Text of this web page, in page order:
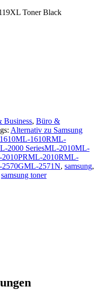
Toner Black
Business, Büro &
Alternativ zu Samsung
1610RML-
2000 SeriesML-2010ML-
2010RML-
2571N, samsung,
samsung toner